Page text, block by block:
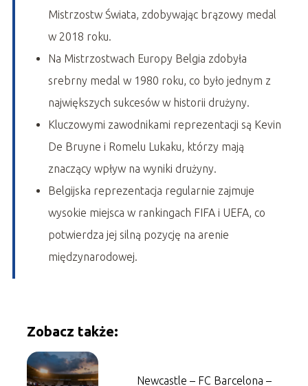
Mistrzostw Świata, zdobywając brązowy medal
w 2018 roku.
Na Mistrzostwach Europy Belgia zdobyła
srebrny medal w 1980 roku, co było jednym z
największych sukcesów w historii drużyny.
Kluczowymi zawodnikami reprezentacji są Kevin
De Bruyne i Romelu Lukaku, którzy mają
znaczący wpływ na wyniki drużyny.
Belgijska reprezentacja regularnie zajmuje
wysokie miejsca w rankingach FIFA i UEFA, co
potwierdza jej silną pozycję na arenie
międzynarodowej.
Zobacz także:
Newcastle – FC Barcelona –